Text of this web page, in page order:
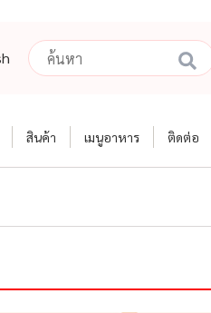
สินค้า เมนูอาหาร ติดต่อ